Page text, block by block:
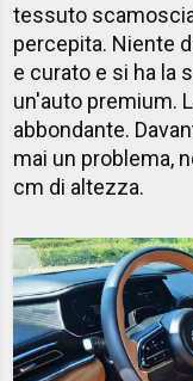
tessuto
percepita. Niente
e curato e si ha la
un'auto premium.
abbondante.
mai un problema,
cm di altezza.